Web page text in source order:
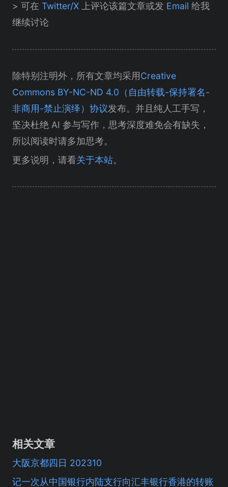
> 可在 Twitter/X 上评论该篇文章或发 Email 给我
继续讨论
除特别注明外，所有文章均采用Creative
Commons BY-NC-ND 4.0（自由转载-保持署名-
非商用-禁止演绎）协议发布。并且纯人工手写，
坚决杜绝 AI 参与写作，思考深度难免会有缺失，
所以阅读时请多加思考。
更多说明，请看关于本站。
相关文章
大阪京都四日 202310
记一次从中国银行内陆支行向汇丰银行香港的转账